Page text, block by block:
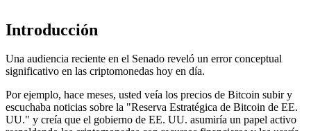
Introducción
Una audiencia reciente en el Senado reveló un error conceptual
significativo en las criptomonedas hoy en día.
Por ejemplo, hace meses, usted veía los precios de Bitcoin subir y
escuchaba noticias sobre la "Reserva Estratégica de Bitcoin de EE.
UU." y creía que el gobierno de EE. UU. asumiría un papel activo